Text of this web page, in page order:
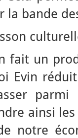
la bande
fait un
Evin
parmi
ainsi
notre